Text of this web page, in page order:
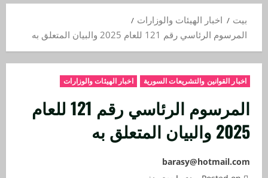
بيت
اخبار الهيئات والوزارات
المرسوم الرئاسي رقم 121 للعام 2025 والبيان المتعلق به
اخبار القوانين والتشريعات السورية اخبار الهيئات والوزارات
المرسوم الرئاسي رقم 121 للعام
2025 والبيان المتعلق به
barasy@hotmail.com